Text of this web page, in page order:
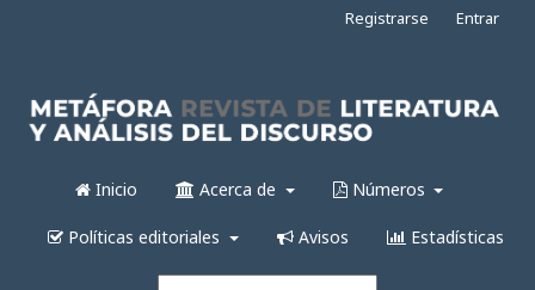
Inicio Acerca de Números
Políticas editoriales Avisos Estadísticas
Registrarse Entrar